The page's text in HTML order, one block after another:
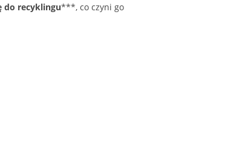
do recyklingu***, co czyni go